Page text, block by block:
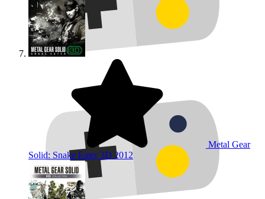
Metal Gear
Solid: Snake Eater 3D 2012